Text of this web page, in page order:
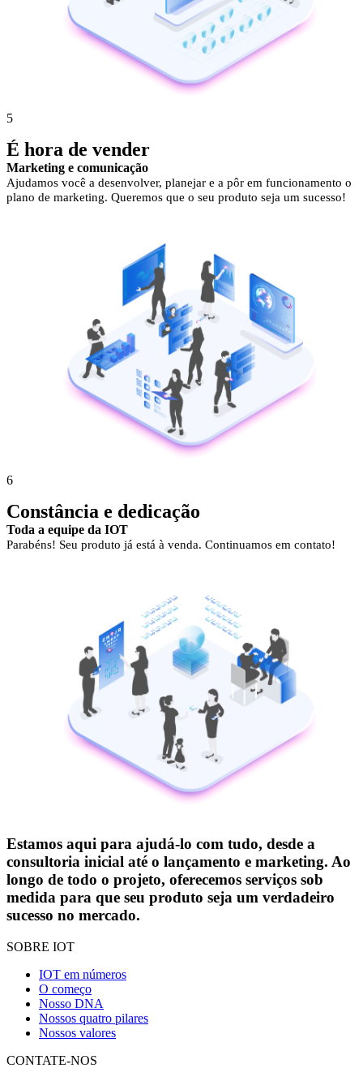
5
É hora de vender
Marketing e comunicação
Ajudamos você a desenvolver, planejar e a pôr em funcionamento o
plano de marketing. Queremos que o seu produto seja um sucesso!
6
Constância e dedicação
Toda a equipe da IOT
Parabéns! Seu produto já está à venda. Continuamos em contato!
Estamos aqui para ajudá-lo com tudo, desde a
consultoria inicial até o lançamento e marketing. Ao
longo de todo o projeto, oferecemos serviços sob
medida para que seu produto seja um verdadeiro
sucesso no mercado.
SOBRE IOT
IOT em números
O começo
Nosso DNA
Nossos quatro pilares
Nossos valores
CONTATE-NOS